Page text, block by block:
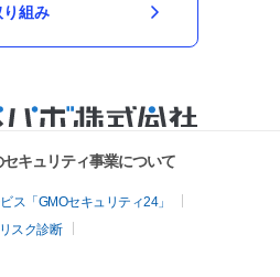
組み
キュリティ事業について
ス「GMOセキュリティ24」
スク診断